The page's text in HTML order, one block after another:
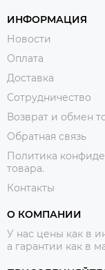
ИНФОРМАЦИЯ
Новости
Оплата
Доставка
Сотрудничество
Возврат и обмен
Обратная связь
Политика
товара.
Контакты
О КОМПАНИИ
У нас цены как в
а гарантии как в